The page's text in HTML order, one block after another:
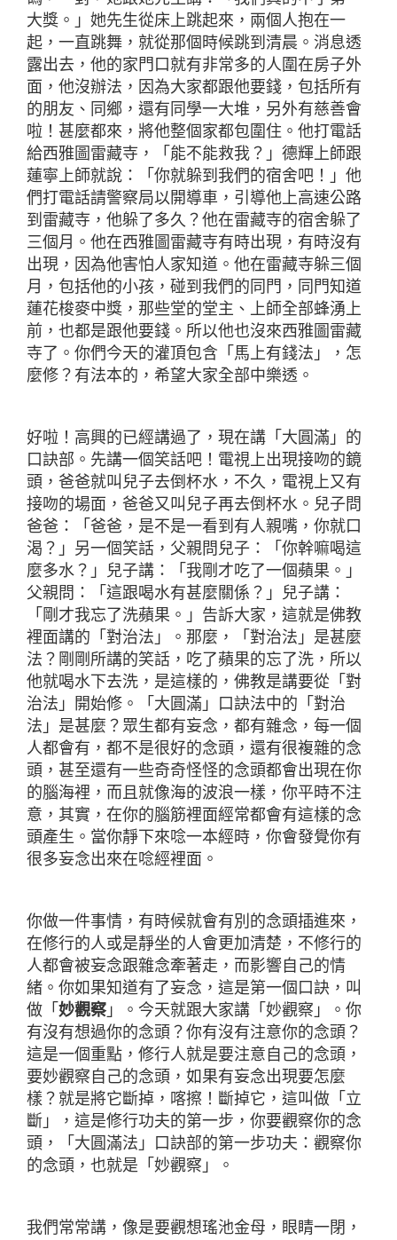
大獎。」她先生從床上跳起來，兩個人抱在一
起，一直跳舞，就從那個時候跳到清晨。消息透
露出去，他的家門口就有非常多的人圍在房子外
面，他沒辦法，因為大家都跟他要錢，包括所有
的朋友、同鄉，還有同學一大堆，另外有慈善會
啦！甚麼都來，將他整個家都包圍住。他打電話
給西雅圖雷藏寺，「能不能救我？」德輝上師跟
蓮寧上師就說：「你就躲到我們的宿舍吧！」他
們打電話請警察局以開導車，引導他上高速公路
到雷藏寺，他躲了多久？他在雷藏寺的宿舍躲了
三個月。他在西雅圖雷藏寺有時出現，有時沒有
出現，因為他害怕人家知道。他在雷藏寺躲三個
月，包括他的小孩，碰到我們的同門，同門知道
蓮花梭麥中獎，那些堂的堂主、上師全部蜂湧上
前，也都是跟他要錢。所以他也沒來西雅圖雷藏
寺了。你們今天的灌頂包含「馬上有錢法」，怎
麼修？有法本的，希望大家全部中樂透。
好啦！高興的已經講過了，現在講「大圓滿」的
口訣部。先講一個笑話吧！電視上出現接吻的鏡
頭，爸爸就叫兒子去倒杯水，不久，電視上又有
接吻的場面，爸爸又叫兒子再去倒杯水。兒子問
爸爸：「爸爸，是不是一看到有人親嘴，你就口
渴？」另一個笑話，父親問兒子：「你幹嘛喝這
麼多水？」兒子講：「我剛才吃了一個蘋果。」
父親問：「這跟喝水有甚麼關係？」兒子講：
「剛才我忘了洗蘋果。」告訴大家，這就是佛教
裡面講的「對治法」。那麼，「對治法」是甚麼
法？剛剛所講的笑話，吃了蘋果的忘了洗，所以
他就喝水下去洗，是這樣的，佛教是講要從「對
治法」開始修。「大圓滿」口訣法中的「對治
法」是甚麼？眾生都有妄念，都有雜念，每一個
人都會有，都不是很好的念頭，還有很複雜的念
頭，甚至還有一些奇奇怪怪的念頭都會出現在你
的腦海裡，而且就像海的波浪一樣，你平時不注
意，其實，在你的腦筋裡面經常都會有這樣的念
頭產生。當你靜下來唸一本經時，你會發覺你有
很多妄念出來在唸經裡面。
你做一件事情，有時候就會有別的念頭插進來，
在修行的人或是靜坐的人會更加清楚，不修行的
人都會被妄念跟雜念牽著走，而影響自己的情
緒。你如果知道有了妄念，這是第一個口訣，叫
做「 妙觀察 」。今天就跟大家講「妙觀察」。你
有沒有想過你的念頭？你有沒有注意你的念頭？
這是一個重點，修行人就是要注意自己的念頭，
要妙觀察自己的念頭，如果有妄念出現要怎麼
樣？就是將它斷掉，喀擦！斷掉它，這叫做「立
斷」，這是修行功夫的第一步，你要觀察你的念
頭，「大圓滿法」口訣部的第一步功夫：觀察你
的念頭，也就是「妙觀察」。
我們常常講，像是要觀想瑤池金母，眼睛一閉，